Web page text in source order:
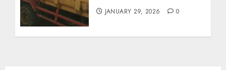
JANUARY 29, 2026 0